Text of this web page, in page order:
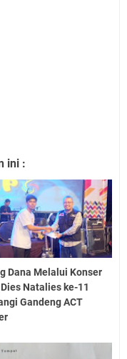
ini :
Dana Melalui Konser
Natalies ke-11
Gandeng ACT